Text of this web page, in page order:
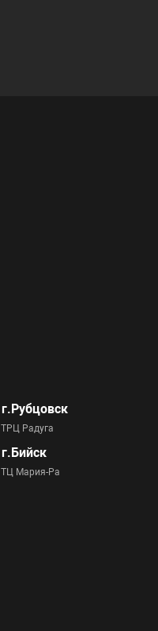
г.Рубцовск
ТРЦ Радуга
г.Бийск
ТЦ Мария-Ра